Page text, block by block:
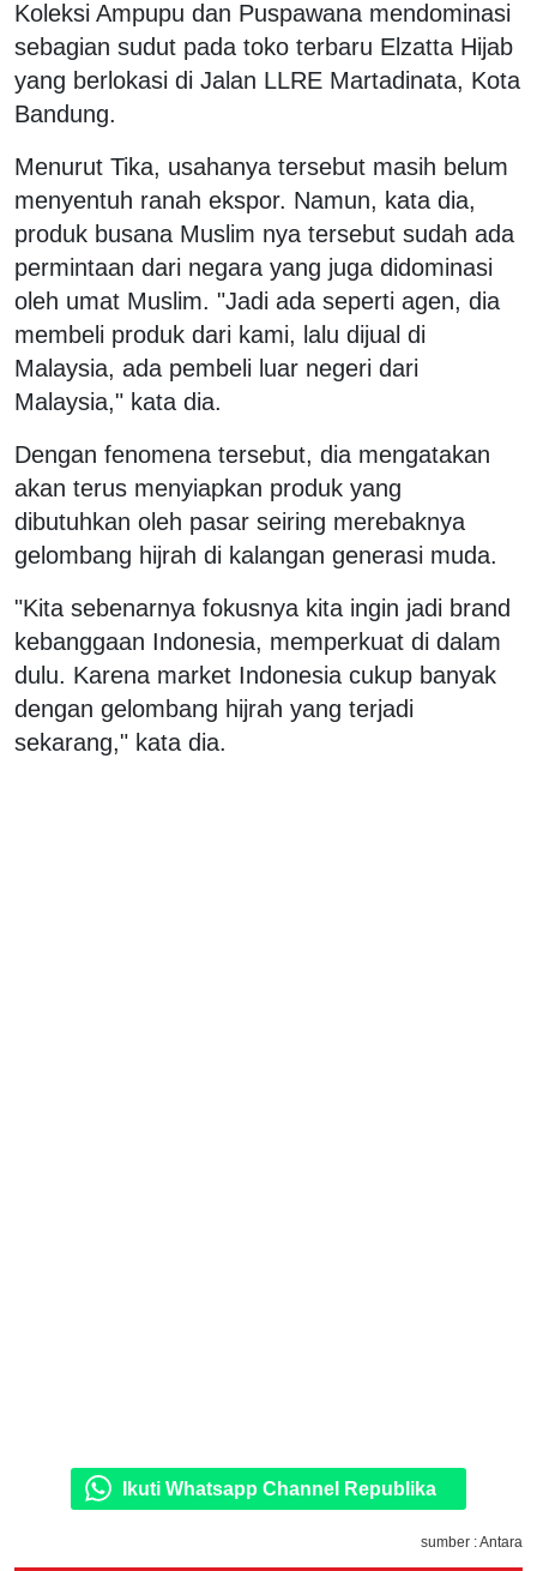
Koleksi Ampupu dan Puspawana mendominasi
sebagian sudut pada toko terbaru Elzatta Hijab
yang berlokasi di Jalan LLRE Martadinata, Kota
Bandung.
Menurut Tika, usahanya tersebut masih belum
menyentuh ranah ekspor. Namun, kata dia,
produk busana Muslim nya tersebut sudah ada
permintaan dari negara yang juga didominasi
oleh umat Muslim. "Jadi ada seperti agen, dia
membeli produk dari kami, lalu dijual di
Malaysia, ada pembeli luar negeri dari
Malaysia," kata dia.
Dengan fenomena tersebut, dia mengatakan
akan terus menyiapkan produk yang
dibutuhkan oleh pasar seiring merebaknya
gelombang hijrah di kalangan generasi muda.
"Kita sebenarnya fokusnya kita ingin jadi brand
kebanggaan Indonesia, memperkuat di dalam
dulu. Karena market Indonesia cukup banyak
dengan gelombang hijrah yang terjadi
sekarang," kata dia.
Ikuti Whatsapp Channel Republika
sumber : Antara